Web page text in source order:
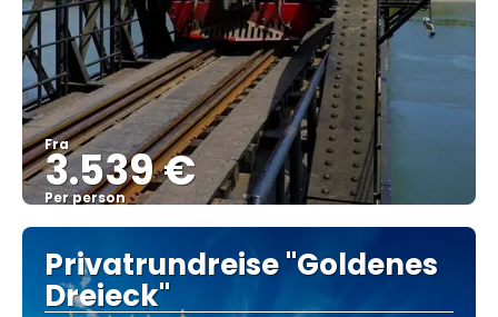
Fra
3.539 €
Per person
Se
Privatrundreise "Goldenes
Dreieck"